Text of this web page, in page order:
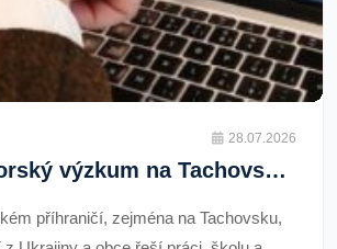
28.07.2026
Česko bavorský výzkum na Tachovsku a Hofu zkoumá integraci Ukrajinců a hledá řešení
příhraničí, zejména na Tachovsku,